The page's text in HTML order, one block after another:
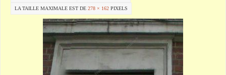
LA TAILLE MAXIMALE EST DE 278 × 162 PIXELS